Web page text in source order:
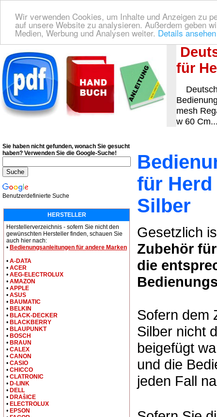
Wir verwenden Cookies, um Inhalte und Anzeigen zu
auf unsere Website zu analysieren. Außerdem geben
Medien, Werbung und Analysen weiter. Details ansehen
Deutsche Bedienungsanleitung Downloaden| Wir finden für Sie das deutsches
für
mesh
w 60
für Herd
Silber
Gesetzlich
Zubehör
die
Sofern dem
Silber nicht
beigefügt
und die
jeden Fall
Sie haben nicht gefunden, wonach Sie gesucht
haben? Verwenden Sie die Google-Suche!
Benutzerdefinierte Suche
HERSTELLER
Herstellerverzeichnis - sofern Sie nicht den
gewünschten Hersteller finden, schauen Sie
auch hier nach:
• Bedienungsanleitungen für andere Marken
• A-DATA
• ACER
• AEG-ELECTROLUX
• AMAZON
• APPLE
• ASUS
• BAUMATIC
• BELKIN
• BLACK-DECKER
• BLACKBERRY
• BLAUPUNKT
• BOSCH
• BRAUN
• CALEX
• CANON
• CASIO
• CHICCO
• CLATRONIC
• D-LINK
• DELL
• DRAŝICE
• ELECTROLUX
• EPSON